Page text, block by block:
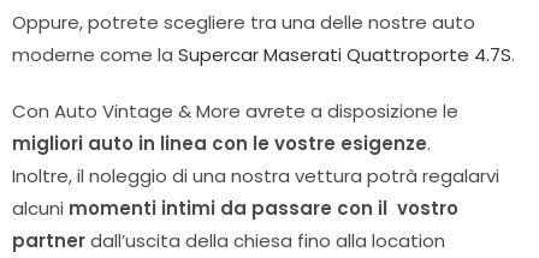
Oppure, potrete scegliere tra una delle nostre auto
moderne come la Supercar Maserati Quattroporte 4.7S.
Con Auto Vintage & More avrete a disposizione le
migliori auto in linea con le vostre esigenze.
Inoltre, il noleggio di una nostra vettura potrà regalarvi
alcuni momenti intimi da passare con il vostro
partnerdall’uscita della chiesa fino alla location